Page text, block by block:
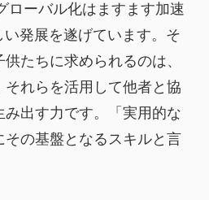
ローバル化はますます加速
い発展を遂げています。そ
たちに求められるのは、
れらを活用して他者と協
出す力です。「実用的な
の基盤となるスキルと言